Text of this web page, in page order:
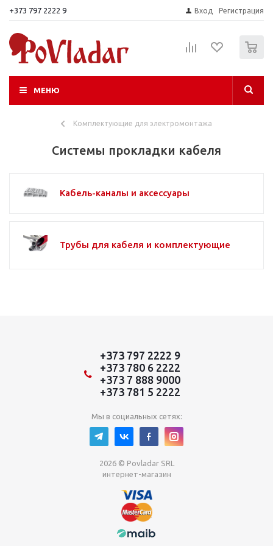
+373 797 2222 9 Вход Регистрация
МЕНЮ
Комплектующие для электромонтажа
Системы прокладки кабеля
Кабель-каналы и аксессуары
Трубы для кабеля и комплектующие
+373 797 2222 9
+373 780 6 2222
+373 7 888 9000
+373 781 5 2222
Мы в социальных сетях:
2026 © Povladar SRL
интернет-магазин